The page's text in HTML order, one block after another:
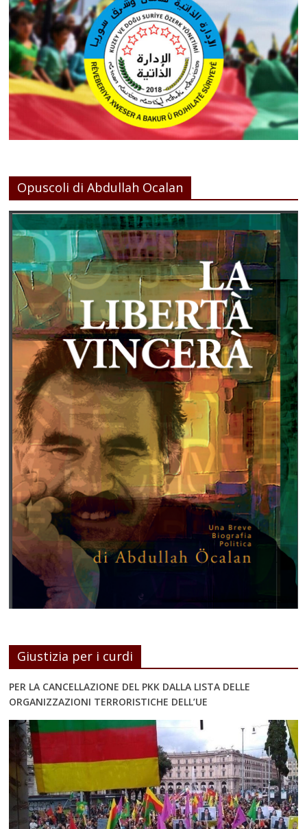
Opuscoli di Abdullah Ocalan
Giustizia per i curdi
PER LA CANCELLAZIONE DEL PKK DALLA LISTA DELLE
ORGANIZZAZIONI TERRORISTICHE DELL’UE